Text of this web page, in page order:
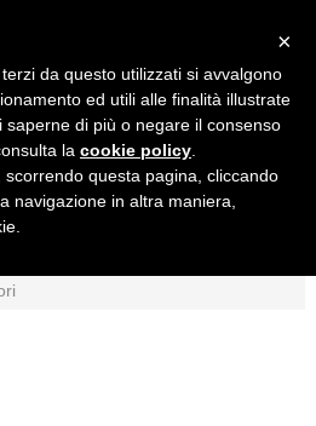
in:
×
da questo utilizzati si avvalgono
ed utili alle finalità illustrate
saperne di più o negare il consenso
la cookie policy
questa pagina, cliccando
navigazione in altra maniera,